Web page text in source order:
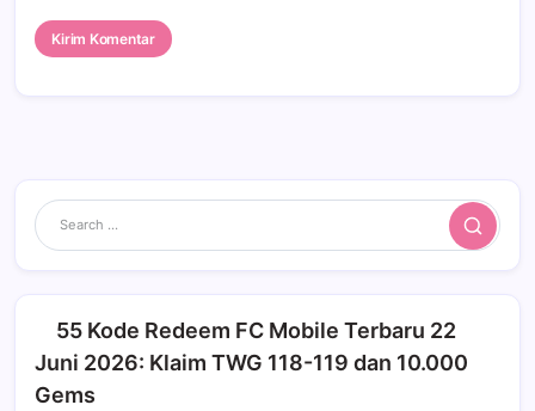
Search
55 Kode Redeem FC Mobile Terbaru 22
Juni 2026: Klaim TWG 118-119 dan 10.000
Gems